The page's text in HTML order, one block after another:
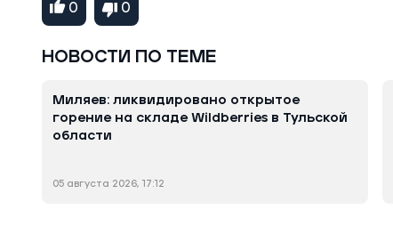
0 0
НОВОСТИ ПО ТЕМЕ
Миляев: ликвидировано открытое
горение на складе Wildberries в Тульской
области
05 августа 2026, 17:12